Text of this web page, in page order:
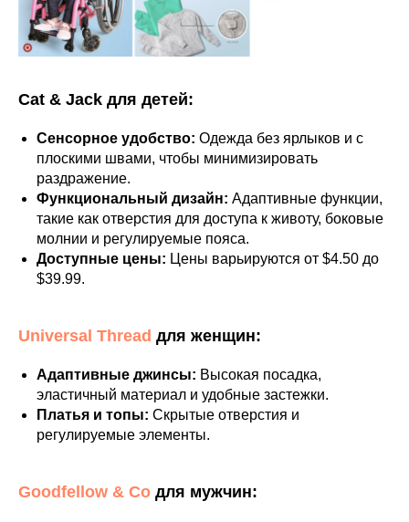
Cat & Jack для детей:
Сенсорное удобство: Одежда без ярлыков и с
плоскими швами, чтобы минимизировать
раздражение.
Функциональный дизайн: Адаптивные функции,
такие как отверстия для доступа к животу, боковые
молнии и регулируемые пояса.
Доступные цены: Цены варьируются от $4.50 до
$39.99.
Universal Thread для женщин:
Адаптивные джинсы: Высокая посадка,
эластичный материал и удобные застежки.
Платья и топы: Скрытые отверстия и
регулируемые элементы.
Goodfellow & Co для мужчин: